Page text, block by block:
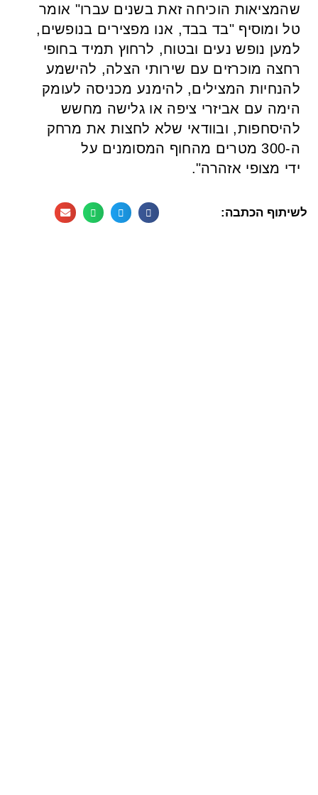
שהמציאות הוכיחה זאת בשנים עברו" אומר
טל ומוסיף "בד בבד, אנו מפצירים בנופשים,
למען נופש נעים ובטוח, לרחוץ תמיד בחופי
רחצה מוכרזים עם שירותי הצלה, להישמע
להנחיות המצילים, להימנע מכניסה לעומק
הימה עם אביזרי ציפה או גלישה מחשש
להיסחפות, ובוודאי שלא לחצות את מרחק
ה-300 מטרים מהחוף המסומנים על
ידי מצופי אזהרה".
לשיתוף הכתבה: